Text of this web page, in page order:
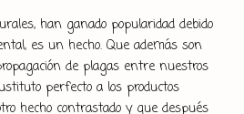
han ganado popularidad debido
es un hecho. Que además son
de plagas entre nuestros
perfecto a los productos
hecho contrastado y que después